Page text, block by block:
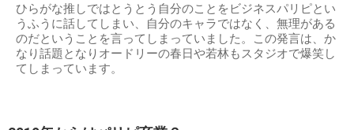
ひらがな推しではとうとう自分のことをビジネスパリピとい
うふうに話してしまい、自分のキャラではなく、無理がある
のだということを言ってしまっていました。この発言は、か
なり話題となりオードリーの春日や若林もスタジオで爆笑し
てしまっています。